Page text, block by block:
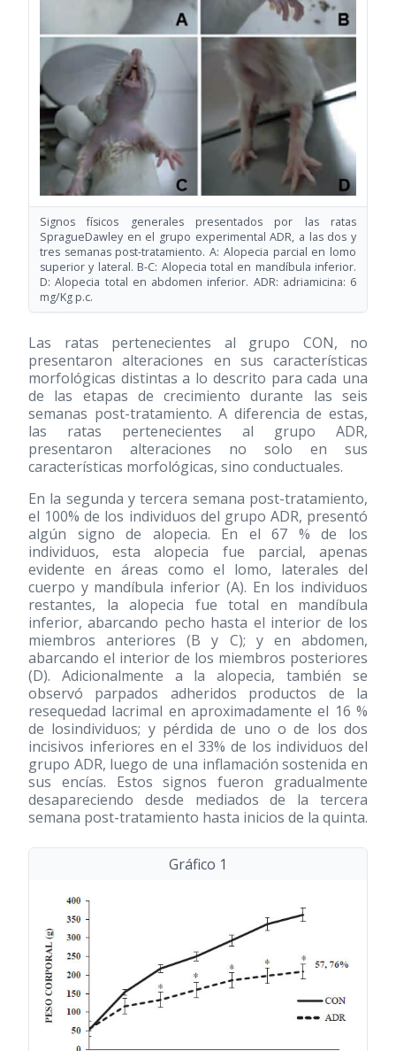
Signos físicos generales presentados por las ratas
SpragueDawley en el grupo experimental ADR, a las dos y
tres semanas post-tratamiento. A: Alopecia parcial en lomo
superior y lateral. B-C: Alopecia total en mandíbula inferior.
D: Alopecia total en abdomen inferior. ADR: adriamicina: 6
mg/Kg p.c.
Las ratas pertenecientes al grupo CON, no
presentaron alteraciones en sus características
morfológicas distintas a lo descrito para cada una
de las etapas de crecimiento durante las seis
semanas post-tratamiento. A diferencia de estas,
las ratas pertenecientes al grupo ADR,
presentaron alteraciones no solo en sus
características morfológicas, sino conductuales.
En la segunda y tercera semana post-tratamiento,
el 100% de los individuos del grupo ADR, presentó
algún signo de alopecia. En el 67 % de los
individuos, esta alopecia fue parcial, apenas
evidente en áreas como el lomo, laterales del
cuerpo y mandíbula inferior (A). En los individuos
restantes, la alopecia fue total en mandíbula
inferior, abarcando pecho hasta el interior de los
miembros anteriores (B y C); y en abdomen,
abarcando el interior de los miembros posteriores
(D). Adicionalmente a la alopecia, también se
observó parpados adheridos productos de la
resequedad lacrimal en aproximadamente el 16 %
de losindividuos; y pérdida de uno o de los dos
incisivos inferiores en el 33% de los individuos del
grupo ADR, luego de una inflamación sostenida en
sus encías. Estos signos fueron gradualmente
desapareciendo desde mediados de la tercera
semana post-tratamiento hasta inicios de la quinta.
Gráfico 1